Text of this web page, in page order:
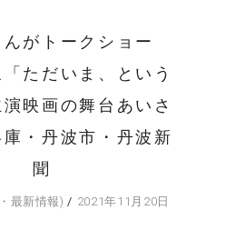
んがトークショー
ただいま、という
映画の舞台あいさ
・丹波市・丹波新
聞
最新情報) 2021年11月20日